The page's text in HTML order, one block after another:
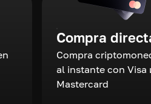
Compra
Compra
al instante con Visa
Mastercard